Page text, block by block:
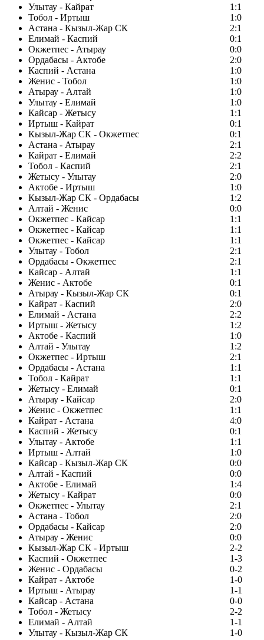
Улытау - Кайрат
1:1
Тобол - Иртыш
1:0
Астана - Кызыл-Жар СК
2:1
Елимай - Каспий
0:1
Окжетпес - Атырау
0:0
Ордабасы - Актобе
2:0
Каспий - Астана
1:0
Женис - Тобол
1:0
Атырау - Алтай
1:0
Улытау - Елимай
1:0
Кайсар - Жетысу
1:1
Иртыш - Кайрат
0:1
Кызыл-Жар СК - Окжетпес
0:1
Астана - Атырау
2:1
Кайрат - Елимай
2:2
Тобол - Каспий
2:1
Жетысу - Улытау
2:0
Актобе - Иртыш
1:0
Кызыл-Жар СК - Ордабасы
1:2
Алтай - Женис
0:0
Окжетпес - Кайсар
1:1
Окжетпес - Кайсар
1:1
Окжетпес - Кайсар
1:1
Улытау - Тобол
2:1
Ордабасы - Окжетпес
2:1
Кайсар - Алтай
1:1
Женис - Актобе
0:1
Атырау - Кызыл-Жар СК
0:1
Кайрат - Каспий
2:0
Елимай - Астана
2:2
Иртыш - Жетысу
1:2
Актобе - Каспий
1:0
Алтай - Улытау
1:2
Окжетпес - Иртыш
2:1
Ордабасы - Астана
1:1
Тобол - Кайрат
1:1
Жетысу - Елимай
0:1
Атырау - Кайсар
2:0
Женис - Окжетпес
1:1
Кайрат - Астана
4:0
Каспий - Жетысу
0:1
Улытау - Актобе
1:1
Иртыш - Алтай
1:0
Кайсар - Кызыл-Жар СК
0:0
Алтай - Каспий
0:0
Актобе - Елимай
1:4
Жетысу - Кайрат
0:0
Окжетпес - Улытау
2:1
Астана - Тобол
2:0
Ордабасы - Кайсар
2:0
Атырау - Женис
0:0
Кызыл-Жар СК - Иртыш
2-2
Каспий - Окжетпес
1-3
Женис - Ордабасы
0-2
Кайрат - Актобе
1-0
Иртыш - Атырау
1-1
Кайсар - Астана
0-0
Тобол - Жетысу
2-2
Елимай - Алтай
1-1
Улытау - Кызыл-Жар СК
1-0